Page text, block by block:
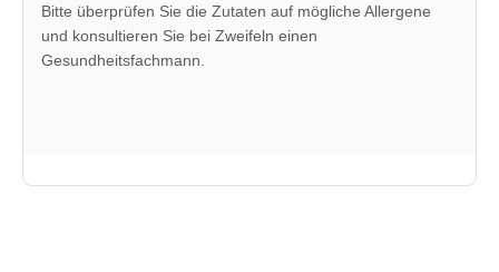
Bitte überprüfen Sie die Zutaten auf mögliche Allergene
und konsultieren Sie bei Zweifeln einen
Gesundheitsfachmann.